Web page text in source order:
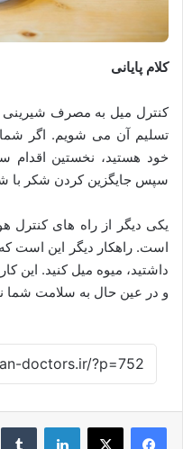
کلام پایانی
کنترل میل به مصرف
تسلیم آن می شویم. اگر
خود هستید، نخستین
سپس جایگزین کردن شکر با
یکی دیگر از راه های
است. راهکار دیگر این است
داشتید، میوه میل کنید. این
و در عین حال به سلامت شما
لینکدین